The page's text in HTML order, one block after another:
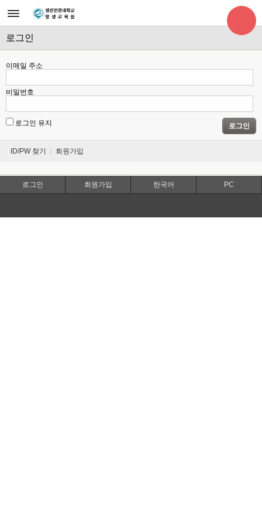
로그인
이메일 주소
비밀번호
로그인 유지 로그인
ID/PW 찾기 회원가입
로그인 회원가입 한국어 PC